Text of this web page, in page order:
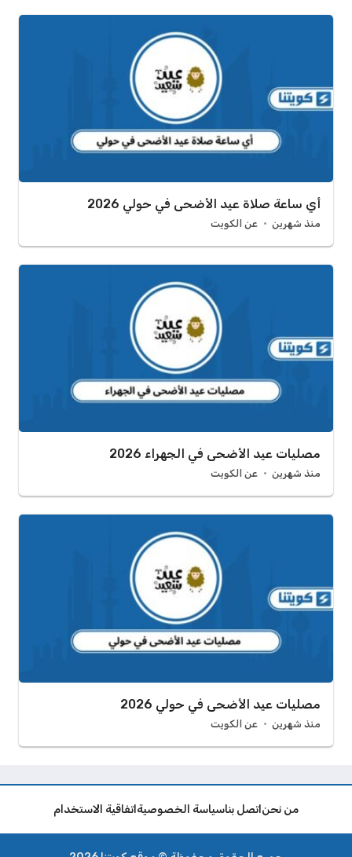
أي ساعة صلاة عيد الأضحى في حولي 2026
منذ شهرين عن الكويت
مصليات عيد الأضحى في الجهراء 2026
منذ شهرين عن الكويت
مصليات عيد الأضحى في حولي 2026
منذ شهرين عن الكويت
من نحن اتصل بناسياسة الخصوصية اتفاقية الاستخدام